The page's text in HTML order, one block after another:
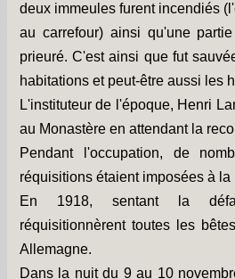
Informations pratiques -
Informations diverses -
Petit survol du village -
Gîtes de groupe -
Album photos -
PCS et DICRIM -
Remerciements -
Contact -
deux immeules furent incendiés
au carrefour) ainsi qu'une
prieuré. C'est ainsi que fut
habitations et peut-être aussi les
L'instituteur de l'époque, Henri
au Monastère en attendant la
Pendant l'occupation, de
réquisitions étaient imposées à la
En 1918, sentant la
réquisitionnèrent toutes les
Allemagne.
Dans la nuit du 9 au 10